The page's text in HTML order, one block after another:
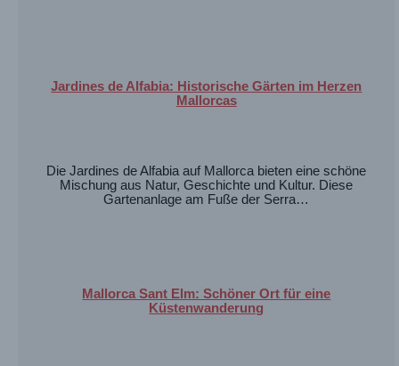
Jardines de Alfabia: Historische Gärten im Herzen
Mallorcas
Die Jardines de Alfabia auf Mallorca bieten eine schöne
Mischung aus Natur, Geschichte und Kultur. Diese
Gartenanlage am Fuße der Serra…
Mallorca Sant Elm: Schöner Ort für eine
Küstenwanderung